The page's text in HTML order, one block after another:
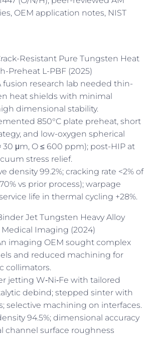
OEM application notes, NIST
Resistant Pure Tungsten Heat
Preheat L-PBF (2025)
fusion research lab needed thin-
heat shields with minimal
dimensional stability.
850°C plate preheat, short
and low-oxygen spherical
μm, O ≤ 600 ppm); post-HIP at
stress relief.
density 99.2%; cracking rate <2% of
vs prior process); warpage
life in thermal cycling +28%.
Jet Tungsten Heavy Alloy
Imaging (2024)
imaging OEM sought complex
and reduced machining for
collimators.
jetting W‑Ni‑Fe with tailored
debind; stepped sinter with
selective machining on interfaces.
94.5%; dimensional accuracy
channel surface roughness